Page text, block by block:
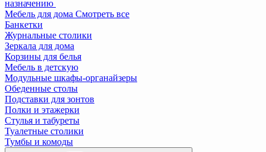
назначению
Мебель для дома Смотреть все
Банкетки
Журнальные столики
Зеркала для дома
Корзины для белья
Мебель в детскую
Модульные шкафы-органайзеры
Обеденные столы
Подставки для зонтов
Полки и этажерки
Стулья и табуреты
Туалетные столики
Тумбы и комоды